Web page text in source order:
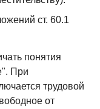
ст. 60.1
понятия
При
трудовой
от